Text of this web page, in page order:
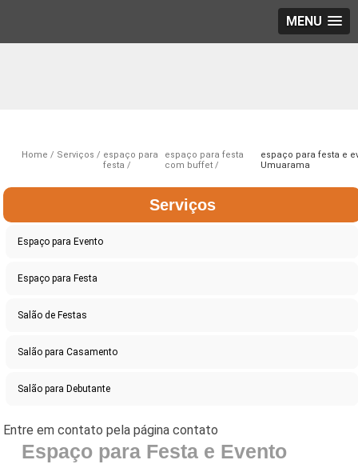
MENU
Home Serviços
espaço para
festa
espaço para festa
com buffet
espaço para festa e
Umuarama
Serviços
Espaço para Evento
Espaço para Festa
Salão de Festas
Salão para Casamento
Salão para Debutante
Espaço para Festa e Evento